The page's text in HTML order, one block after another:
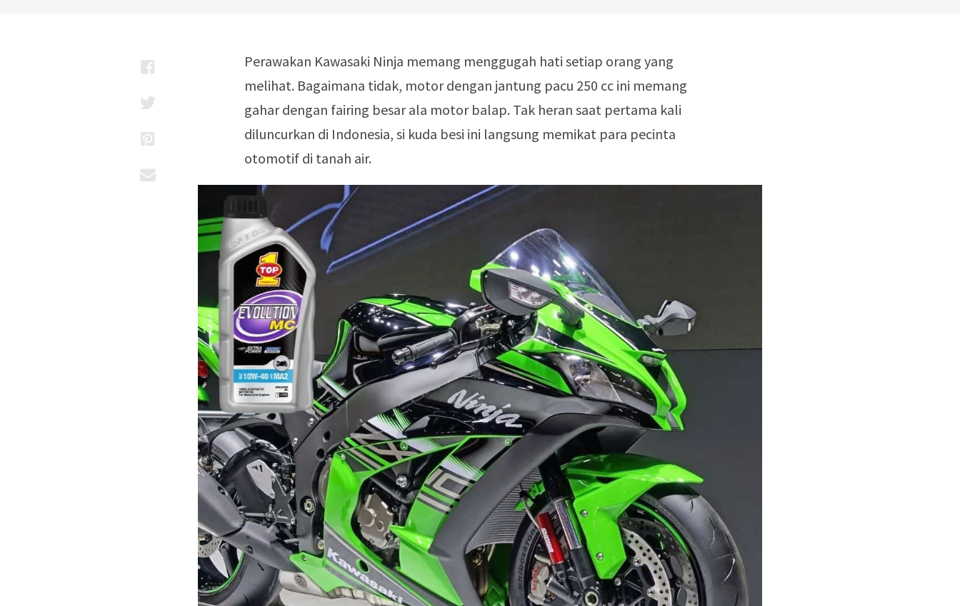
Perawakan Kawasaki Ninja memang menggugah hati setiap orang yang
melihat. Bagaimana tidak, motor dengan jantung pacu 250 cc ini memang
gahar dengan fairing besar ala motor balap. Tak heran saat pertama kali
diluncurkan di Indonesia, si kuda besi ini langsung memikat para pecinta
otomotif di tanah air.